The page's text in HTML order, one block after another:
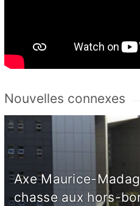
Nouvelles connexes
Axe Maurice-
chasse aux hors-